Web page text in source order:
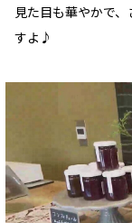
見た目も華やかで
すよ♪